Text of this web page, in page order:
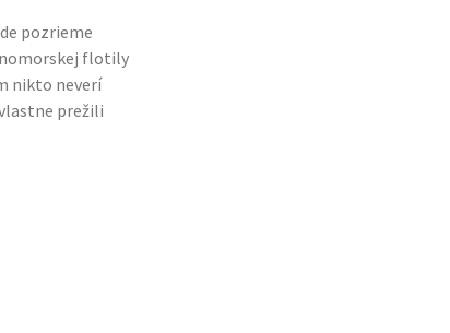
pozrieme
flotily
nikto neverí
prežili